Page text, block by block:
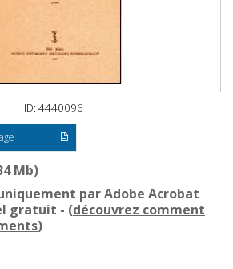
ID: 4440096
Mb)
par Adobe Acrobat
gratuit - (découvrez comment
)